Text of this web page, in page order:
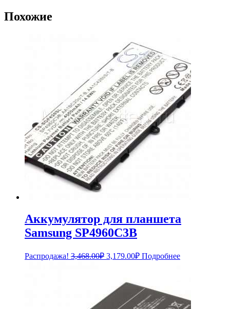
Похожие
Аккумулятор для планшета
Samsung SP4960C3B
Распродажа! 3,468.00₽ Первоначальная
3,468.00₽.
3,179.00₽Текущая
цена:
Подробнее